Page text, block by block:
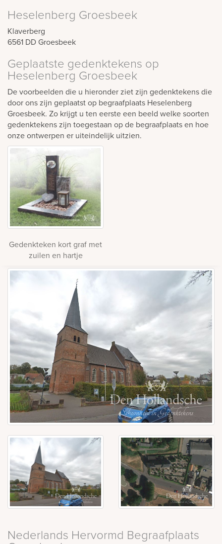
Heselenberg Groesbeek
Klaverberg
6561 DD Groesbeek
Geplaatste gedenktekens op
Heselenberg Groesbeek
De voorbeelden die u hieronder ziet zijn gedenktekens die
door ons zijn geplaatst op begraafplaats Heselenberg
Groesbeek. Zo krijgt u ten eerste een beeld welke soorten
gedenktekens zijn toegestaan op de begraafplaats en hoe
onze ontwerpen er uiteindelijk uitzien.
Gedenkteken kort graf met
zuilen en hartje
Nederlands Hervormd Begraafplaats